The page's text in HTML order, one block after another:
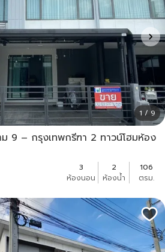
1 / 9
9 – กรุงเทพกรีฑา 2 ทาวน์โฮมห้อง
3
ห้องนอน
2
ห้องน้ำ
106
ตรม.